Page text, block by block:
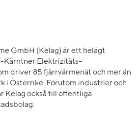
GmbH (Kelag) är ett helägt
Kärntner Elektrizitäts-
driver 85 fjärrvärmenät och mer än
i Österrike. Förutom industrier och
Kelag också till offentliga